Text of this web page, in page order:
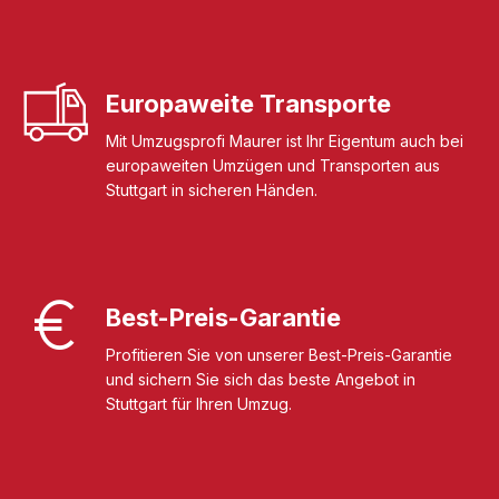
Europaweite Transporte
Mit Umzugsprofi Maurer ist Ihr Eigentum auch bei
europaweiten Umzügen und Transporten aus
Stuttgart in sicheren Händen.
Best-Preis-Garantie
Profitieren Sie von unserer Best-Preis-Garantie
und sichern Sie sich das beste Angebot in
Stuttgart für Ihren Umzug.